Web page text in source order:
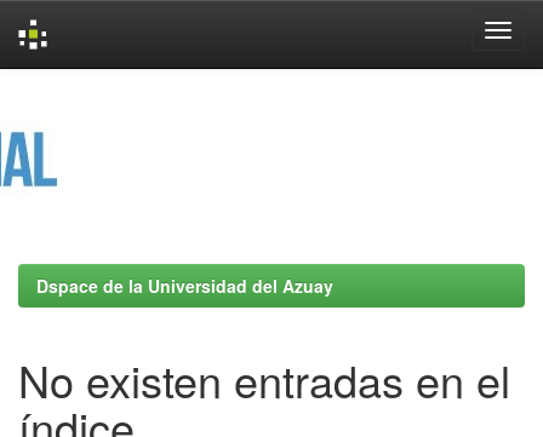
Dspace de la Universidad del Azuay
No existen entradas en el